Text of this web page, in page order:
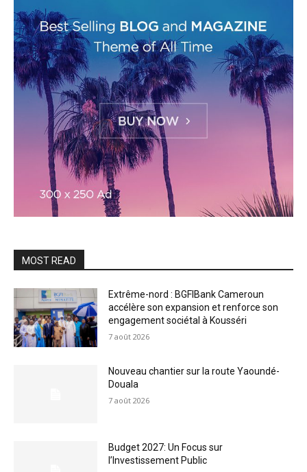
MOST READ
Extrême-nord : BGFIBank Cameroun
accélère son expansion et renforce son
engagement sociétal à Kousséri
7 août 2026
Nouveau chantier sur la route Yaoundé-
Douala
7 août 2026
Budget 2027: Un Focus sur
l’Investissement Public